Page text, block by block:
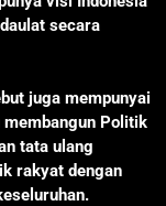
secara
juga mempunyai
Politik
tata ulang
rakyat dengan